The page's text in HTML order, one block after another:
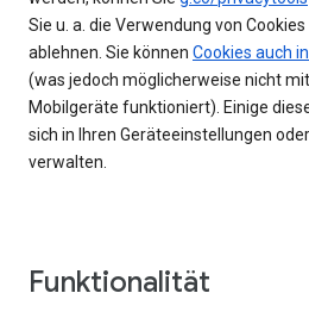
Sie u. a. die Verwendung von
ablehnen. Sie können Cookies auch
(was jedoch möglicherweise nicht
Mobilgeräte funktioniert). Einige
sich in Ihren Geräteeinstellungen
verwalten.
Funktionalität